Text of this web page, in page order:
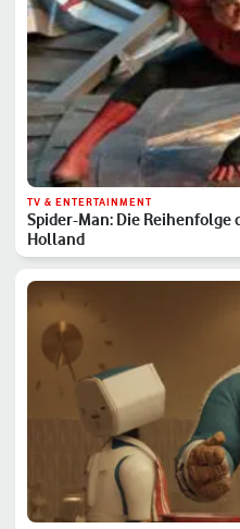
TV & ENTERTAINMENT
Spider-Man: Die
Holland